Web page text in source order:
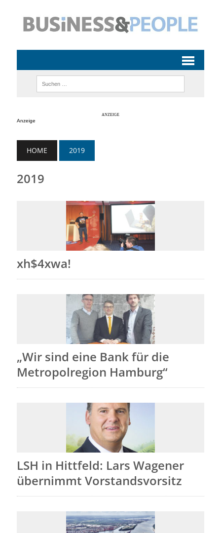
Anzeige
HOME 2019
2019
xh$4xwa!
„Wir sind eine Bank für die
Metropolregion Hamburg“
LSH in Hittfeld: Lars Wagener
übernimmt Vorstandsvorsitz